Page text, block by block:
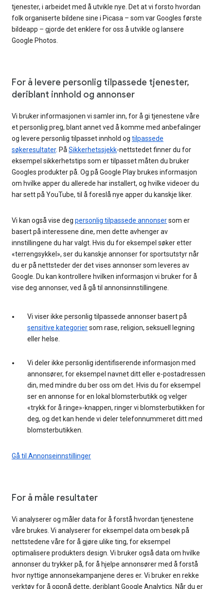
tjenester, i arbeidet med å utvikle nye. Det at vi forsto hvordan
folk organiserte bildene sine i Picasa – som var Googles første
bildeapp – gjorde det enklere for oss å utvikle og lansere
Google Photos.
For å levere personlig tilpassede tjenester,
deriblant innhold og annonser
Vi bruker informasjonen vi samler inn, for å gi tjenestene våre
et personlig preg, blant annet ved å komme med anbefalinger
og levere personlig tilpasset innhold og tilpassede
søkeresultater. På Sikkerhetssjekk-nettstedet finner du for
eksempel sikkerhetstips som er tilpasset måten du bruker
Googles produkter på. Og på Google Play brukes informasjon
om hvilke apper du allerede har installert, og hvilke videoer du
har sett på YouTube, til å foreslå nye apper du kanskje liker.
Vi kan også vise deg personlig tilpassede annonsersom er
basert på interessene dine, men dette avhenger av
innstillingene du har valgt. Hvis du for eksempel søker etter
«terrengsykkel», ser du kanskje annonser for sportsutstyr når
du er på nettsteder der det vises annonser som leveres av
Google. Du kan kontrollere hvilken informasjon vi bruker for å
vise deg annonser, ved å gå til annonsinnstillingene.
Vi viser ikke personlig tilpassede annonser basert på
sensitive kategoriersom rase, religion, seksuell legning
eller helse.
Vi deler ikke personlig identifiserende informasjon med
annonsører, for eksempel navnet ditt eller e-postadressen
din, med mindre du ber oss om det. Hvis du for eksempel
ser en annonse for en lokal blomsterbutikk og velger
«trykk for å ringe»-knappen, ringer vi blomsterbutikken for
deg, og det kan hende vi deler telefonnummeret ditt med
blomsterbutikken.
Gå til Annonseinnstillinger
For å måle resultater
Vi analyserer og måler data for å forstå hvordan tjenestene
våre brukes. Vi analyserer for eksempel data om besøk på
nettstedene våre for å gjøre ulike ting, for eksempel
optimalisere produkters design. Vi bruker også data om hvilke
annonser du trykker på, for å hjelpe annonsører med å forstå
hvor nyttige annonsekampanjene deres er. Vi bruker en rekke
verktøy for å oppnå dette, deriblant Google Analytics. Når du er